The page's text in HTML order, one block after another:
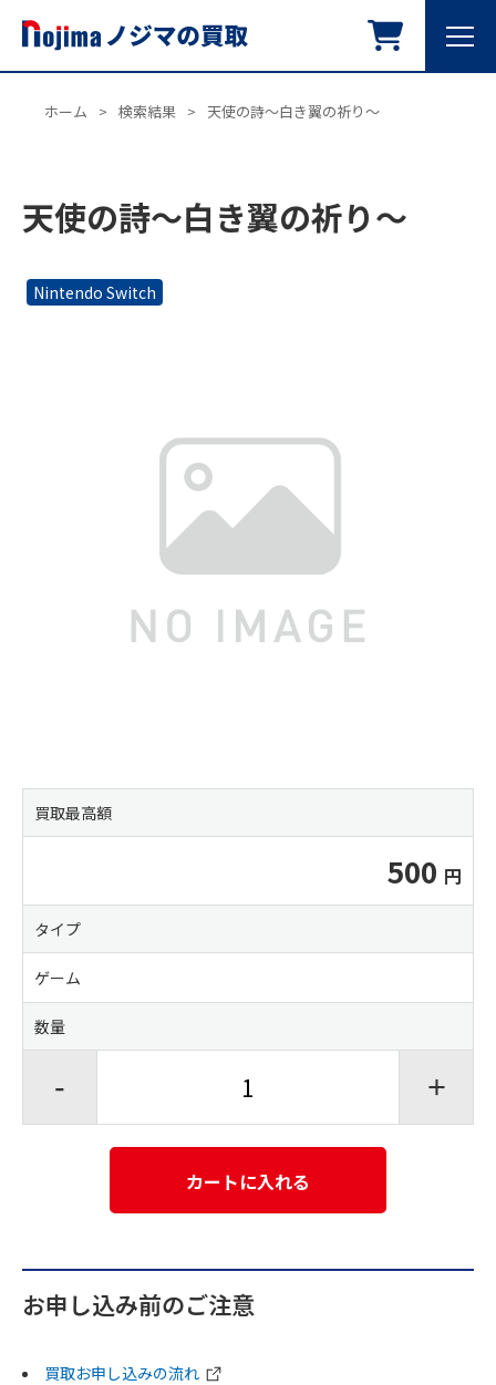
ホーム > 検索結果 > 天使の詩～白き翼の祈り～
天使の詩～白き翼の祈り～
Nintendo Switch
買取最高額
500
タイプ
ゲーム
数量
- +
カートに入れる
お申し込み前のご注意
買取お申し込みの流れ